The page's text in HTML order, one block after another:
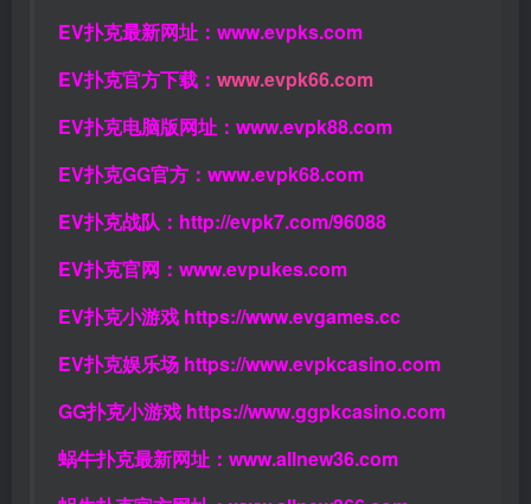
EV扑克最新网址： www.evpks.com
EV扑克官方下载： www.evpk66.com
EV扑克电脑版网址： www.evpk88.com
EV扑克GG官方： www.evpk68.com
EV扑克战队： http://evpk7.com/96088
EV扑克官网： www.evpukes.com
EV扑克小游戏 https://www.evgames.cc
EV扑克娱乐场 https://www.evpkcasino.com
GG扑克小游戏 https://www.ggpkcasino.com
蜗牛扑克最新网址： www.allnew36.com